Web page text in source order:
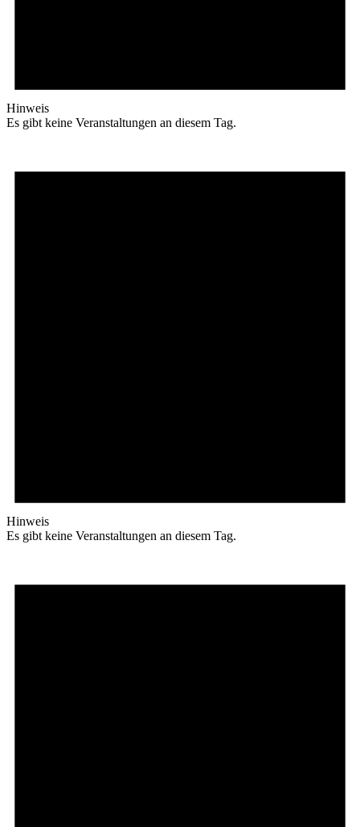
Hinweis
Es gibt keine Veranstaltungen an diesem Tag.
Hinweis
Es gibt keine Veranstaltungen an diesem Tag.